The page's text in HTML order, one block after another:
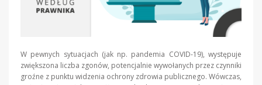
W pewnych sytuacjach (jak np. pandemia COVID-19), występuje
zwiększona liczba zgonów, potencjalnie wywołanych przez czynniki
groźne z punktu widzenia ochrony zdrowia publicznego. Wówczas,